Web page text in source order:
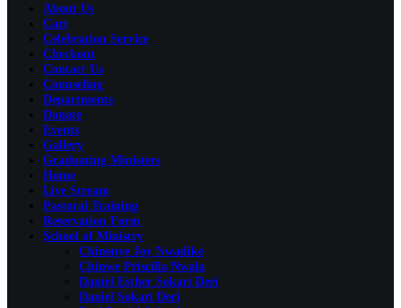
About Us
Cart
Celebration Service
Checkout
Contact Us
Counseling
Departments
Donate
Events
Gallery
Graduating Ministers
Home
Live Stream
Pastoral Training
Reservation Form
School of Ministry
Chinenye Joy Nwadike
Chinwe Priscilla Nwala
Daniel Esther Sokari Deri
Daniel Sokari Deri